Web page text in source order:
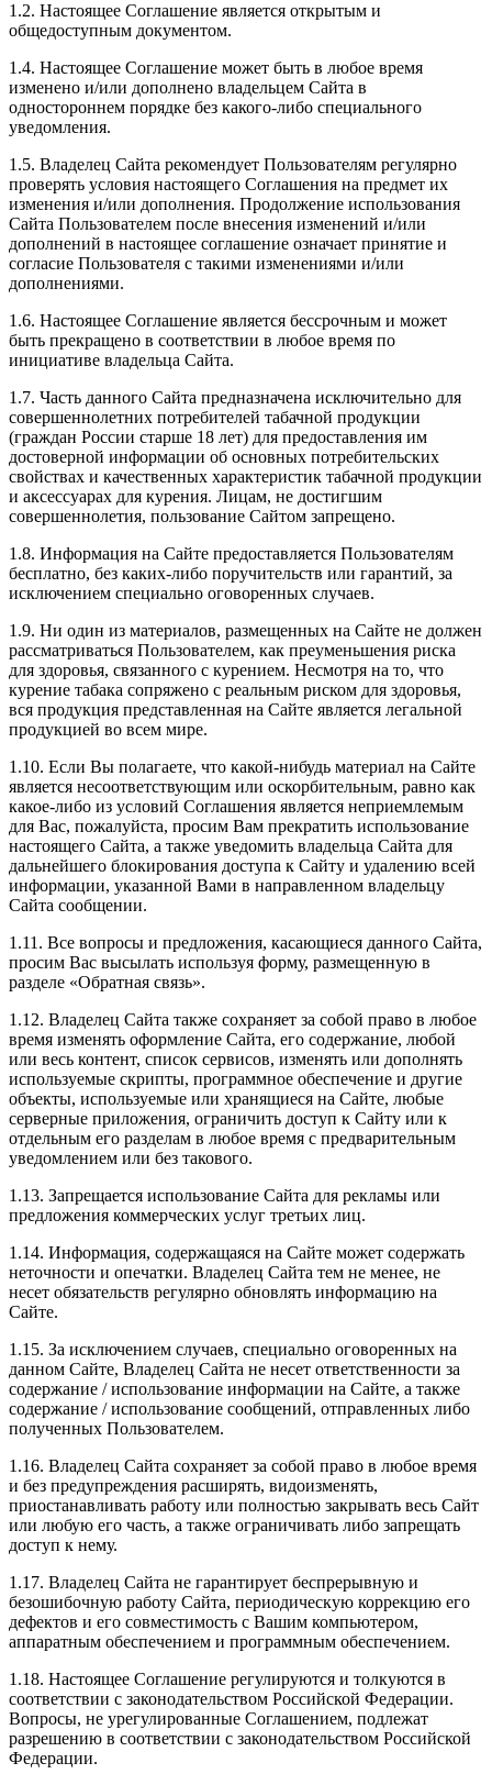
1.2. Настоящее Соглашение является открытым и
общедоступным документом.
1.4. Настоящее Соглашение может быть в любое время
изменено и/или дополнено владельцем Сайта в
одностороннем порядке без какого-либо специального
уведомления.
1.5. Владелец Сайта рекомендует Пользователям регулярно
проверять условия настоящего Соглашения на предмет их
изменения и/или дополнения. Продолжение использования
Сайта Пользователем после внесения изменений и/или
дополнений в настоящее соглашение означает принятие и
согласие Пользователя с такими изменениями и/или
дополнениями.
1.6. Настоящее Соглашение является бессрочным и может
быть прекращено в соответствии в любое время по
инициативе владельца Сайта.
1.7. Часть данного Сайта предназначена исключительно для
совершеннолетних потребителей табачной продукции
(граждан России старше 18 лет) для предоставления им
достоверной информации об основных потребительских
свойствах и качественных характеристик табачной продукции
и аксессуарах для курения. Лицам, не достигшим
совершеннолетия, пользование Сайтом запрещено.
1.8. Информация на Сайте предоставляется Пользователям
бесплатно, без каких-либо поручительств или гарантий, за
исключением специально оговоренных случаев.
1.9. Ни один из материалов, размещенных на Сайте не должен
рассматриваться Пользователем, как преуменьшения риска
для здоровья, связанного с курением. Несмотря на то, что
курение табака сопряжено с реальным риском для здоровья,
вся продукция представленная на Сайте является легальной
продукцией во всем мире.
1.10. Если Вы полагаете, что какой-нибудь материал на Сайте
является несоответствующим или оскорбительным, равно как
какое-либо из условий Соглашения является неприемлемым
для Вас, пожалуйста, просим Вам прекратить использование
настоящего Сайта, а также уведомить владельца Сайта для
дальнейшего блокирования доступа к Сайту и удалению всей
информации, указанной Вами в направленном владельцу
Сайта сообщении.
1.11. Все вопросы и предложения, касающиеся данного Сайта,
просим Вас высылать используя форму, размещенную в
разделе «Обратная связь».
1.12. Владелец Сайта также сохраняет за собой право в любое
время изменять оформление Сайта, его содержание, любой
или весь контент, список сервисов, изменять или дополнять
используемые скрипты, программное обеспечение и другие
объекты, используемые или хранящиеся на Сайте, любые
серверные приложения, ограничить доступ к Сайту или к
отдельным его разделам в любое время с предварительным
уведомлением или без такового.
1.13. Запрещается использование Сайта для рекламы или
предложения коммерческих услуг третьих лиц.
1.14. Информация, содержащаяся на Сайте может содержать
неточности и опечатки. Владелец Сайта тем не менее, не
несет обязательств регулярно обновлять информацию на
Сайте.
1.15. За исключением случаев, специально оговоренных на
данном Сайте, Владелец Сайта не несет ответственности за
содержание / использование информации на Сайте, а также
содержание / использование сообщений, отправленных либо
полученных Пользователем.
1.16. Владелец Сайта сохраняет за собой право в любое время
и без предупреждения расширять, видоизменять,
приостанавливать работу или полностью закрывать весь Сайт
или любую его часть, а также ограничивать либо запрещать
доступ к нему.
1.17. Владелец Сайта не гарантирует беспрерывную и
безошибочную работу Сайта, периодическую коррекцию его
дефектов и его совместимость с Вашим компьютером,
аппаратным обеспечением и программным обеспечением.
1.18. Настоящее Соглашение регулируются и толкуются в
соответствии с законодательством Российской Федерации.
Вопросы, не урегулированные Соглашением, подлежат
разрешению в соответствии с законодательством Российской
Федерации.